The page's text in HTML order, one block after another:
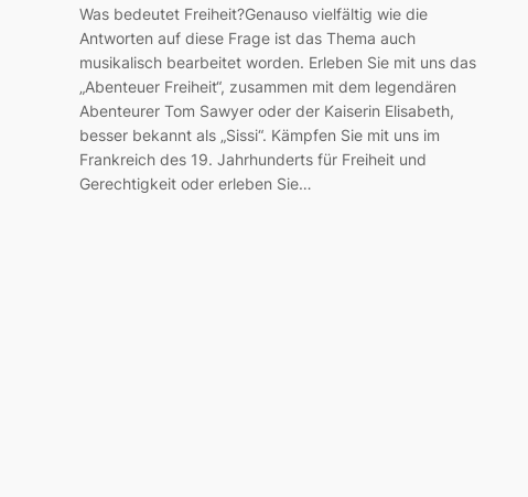
Was bedeutet Freiheit?Genauso vielfältig wie die
Antworten auf diese Frage ist das Thema auch
musikalisch bearbeitet worden. Erleben Sie mit uns das
„Abenteuer Freiheit“, zusammen mit dem legendären
Abenteurer Tom Sawyer oder der Kaiserin Elisabeth,
besser bekannt als „Sissi“. Kämpfen Sie mit uns im
Frankreich des 19. Jahrhunderts für Freiheit und
Gerechtigkeit oder erleben Sie…